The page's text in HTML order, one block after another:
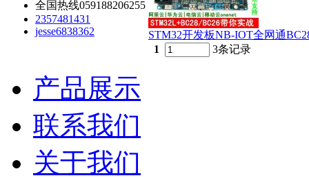
全国热线059188206255
2357481431
jesse6838362
STM32开发板NB-IOT全网通
1
3条记录
产品展示
联系我们
关于我们